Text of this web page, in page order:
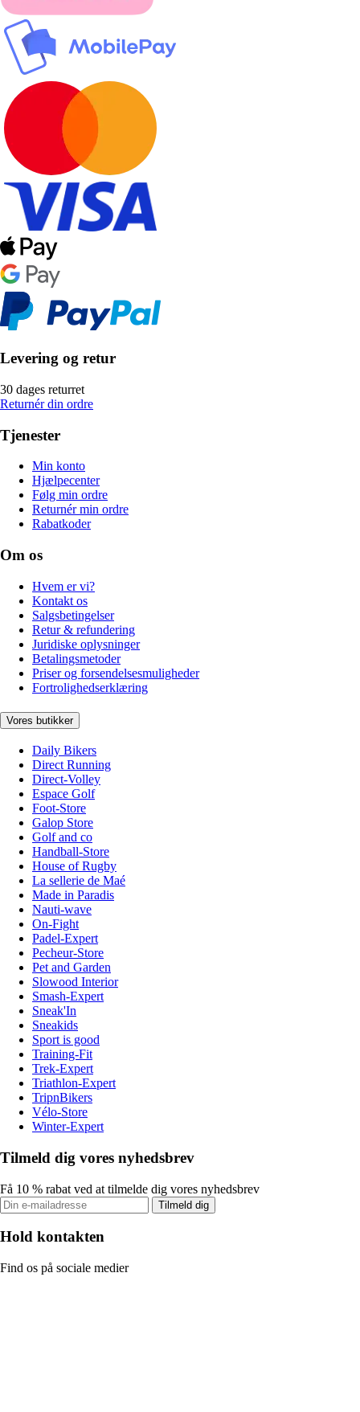
Levering og retur
30 dages returret
Returnér din ordre
Tjenester
Min konto
Hjælpecenter
Følg min ordre
Returnér min ordre
Rabatkoder
Om os
Hvem er vi?
Kontakt os
Salgsbetingelser
Retur & refundering
Juridiske oplysninger
Betalingsmetoder
Priser og forsendelsesmuligheder
Fortrolighedserklæring
Vores butikker
Daily Bikers
Direct Running
Direct-Volley
Espace Golf
Foot-Store
Galop Store
Golf and co
Handball-Store
House of Rugby
La sellerie de Maé
Made in Paradis
Nauti-wave
On-Fight
Padel-Expert
Pecheur-Store
Pet and Garden
Slowood Interior
Smash-Expert
Sneak'In
Sneakids
Sport is good
Training-Fit
Trek-Expert
Triathlon-Expert
TripnBikers
Vélo-Store
Winter-Expert
Tilmeld dig vores nyhedsbrev
Få 10 % rabat ved at tilmelde dig vores nyhedsbrev
Tilmeld dig
Hold kontakten
Find os på sociale medier